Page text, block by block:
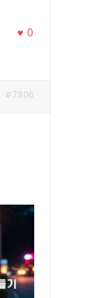
♥0
#7806